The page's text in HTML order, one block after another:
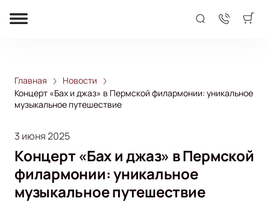
Главная
Новости
Концерт «Бах и джаз» в Пермской филармонии: уникальное
музыкальное путешествие
3 июня 2025
Концерт «Бах и джаз» в Пермской
филармонии: уникальное
музыкальное путешествие